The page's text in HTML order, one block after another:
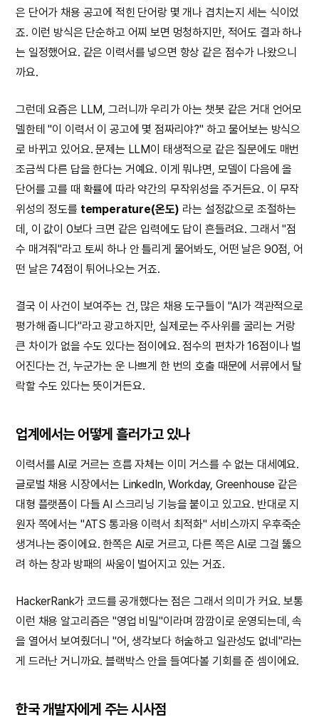
은 단어가 채용 공고에 적힌 단어랑 몇 개나 겹치는지 세는 식이었
죠. 이런 방식은 단순하고 어찌 보면 멍청하지만, 적어도 결과 하나
는 일정했어요. 같은 이력서를 넣으면 항상 같은 점수가 나왔으니
까요.
그런데 요즘은 LLM, 그러니까 우리가 아는 챗봇 같은 거대 언어모
델한테 "이 이력서 이 공고에 몇 점짜리야?" 하고 물어보는 방식으
로 바뀌고 있어요. 문제는 LLM이 태생적으로 같은 질문에도 매번
조금씩 다른 답을 한다는 거예요. 이게 뭐냐면, 모델이 다음에 올
단어를 고를 때 확률에 따라 약간의 무작위성을 주거든요. 이 무작
위성의 정도를 temperature(온도) 라는 설정값으로 조절하는
데, 이 값이 0보다 크면 같은 입력에도 답이 흔들려요. 그래서 "점
수 매겨줘"라고 토씨 하나 안 틀리게 물어봐도, 어떤 날은 90점, 어
떤 날은 74점이 튀어나오는 거죠.
결국 이 사건이 보여주는 건, 많은 채용 도구들이 "AI가 객관적으로
평가해 줍니다"라고 광고하지만, 실제로는 주사위를 굴리는 거랑
큰 차이가 없을 수도 있다는 점이에요. 점수의 편차가 16점이나 벌
어진다는 건, 누군가는 운 나쁘게 한 번의 호출 때문에 서류에서 탈
락할 수도 있다는 뜻이거든요.
업계에서는 어떻게 흘러가고 있나
이력서를 AI로 거르는 흐름 자체는 이미 거스를 수 없는 대세예요.
글로벌 채용 시장에서는 LinkedIn, Workday, Greenhouse 같은
대형 플랫폼이 다들 AI 스크리닝 기능을 붙이고 있고요. 반대로 지
원자 쪽에서는 "ATS 통과용 이력서 최적화" 서비스까지 우후죽순
생겨나는 중이에요. 한쪽은 AI로 거르고, 다른 쪽은 AI로 그걸 뚫으
려 하는 창과 방패의 싸움이 벌어지고 있는 거죠.
HackerRank가 코드를 공개했다는 점은 그래서 의미가 커요. 보통
이런 채용 알고리즘은 "영업 비밀"이라며 깜깜이로 운영되는데, 속
을 열어서 보여줬더니 "어, 생각보다 허술하고 일관성도 없네"라는
게 드러난 거니까요. 블랙박스 안을 들여다볼 기회를 준 셈이에요.
한국 개발자에게 주는 시사점